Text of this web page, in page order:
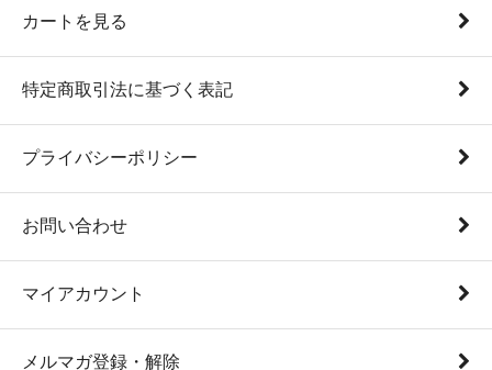
カートを見る
特定商取引法に基づく表記
プライバシーポリシー
お問い合わせ
マイアカウント
メルマガ登録・解除